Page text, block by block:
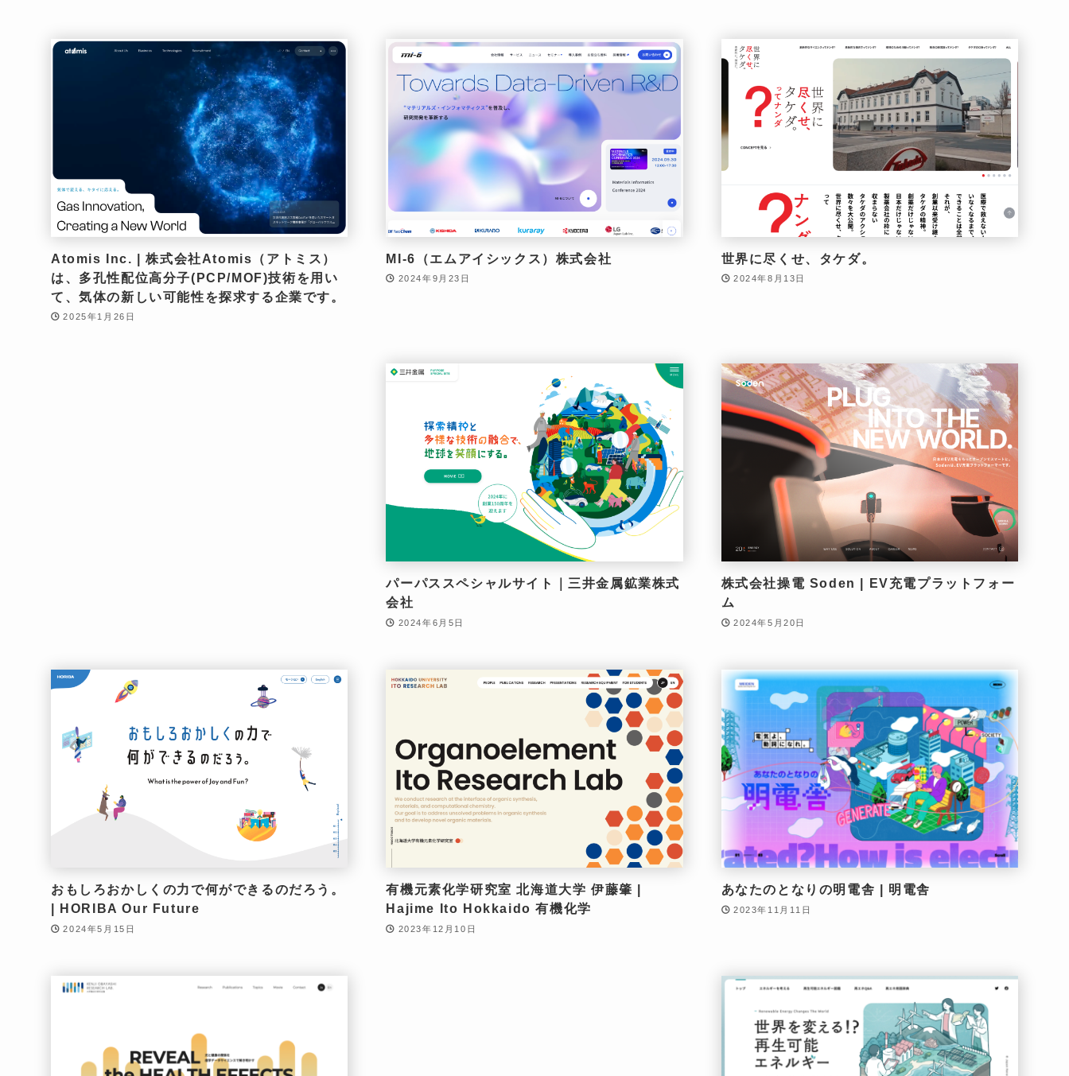
Atomis Inc. | 株式会社Atomis（アトミス）
は、多孔性配位高分子(PCP/MOF)技術を用い
て、気体の新しい可能性を探求する企業です。
2025年1月26日
MI-6（エムアイシックス）株式会社
2024年9月23日
世界に尽くせ、タケダ。
2024年8月13日
パーパススペシャルサイト｜三井金属鉱業株式
会社
2024年6月5日
株式会社操電 Soden | EV充電プラットフォー
ム
2024年5月20日
おもしろおかしくの力で何ができるのだろう。
| HORIBA Our Future
2024年5月15日
有機元素化学研究室 北海道大学 伊藤肇 |
Hajime Ito Hokkaido 有機化学
2023年12月10日
あなたのとなりの明電舎 | 明電舎
2023年11月11日